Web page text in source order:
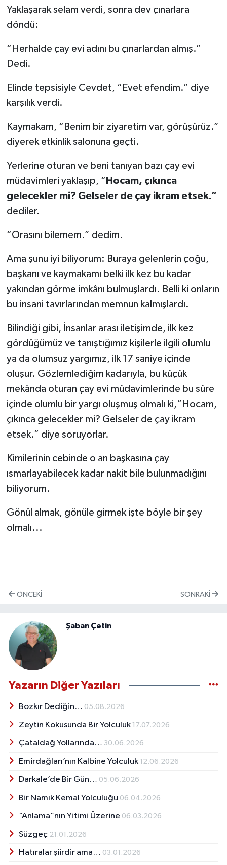
Yaklaşarak selam verdi, sonra dev çınarlara
döndü:
“Herhalde çay evi adını bu çınarlardan almış.”
Dedi.
Elinde tepsisiyle Cevdet, “Evet efendim.” diye
karşılık verdi.
Kaymakam, “Benim bir ziyaretim var, görüşürüz.”
diyerek etkinlik salonuna geçti.
Yerlerine oturan ve beni tanıyan bazı çay evi
müdavimleri yaklaşıp, “ Hocam, çıkınca
gelecekler mi? Gelseler de çay ikram etsek.”
dediler.
“Orasını bilemem.” dedim.
Ama şunu iyi biliyorum: Buraya gelenlerin çoğu,
başkanı ve kaymakamı belki ilk kez bu kadar
yakından görme imkânı bulmuşlardı. Belli ki onların
bu insani tavırlarından memnun kalmışlardı.
Bilindiği gibi, İnsanlar arası iletişimde, ilk kez
gördüğümüz ve tanıştığımız kişilerle ilgili olumlu
ya da olumsuz yargımız, ilk 17 saniye içinde
oluşur. Gözlemlediğim kadarıyla, bu küçük
mekânda oturan çay evi müdavimlerinde bu süre
içinde olumlu bir yargı oluşmuş olmalı ki,“Hocam,
çıkınca gelecekler mi? Gelseler de çay ikram
etsek.” diye soruyorlar.
Kimilerinin cebinde o an başkasına çay
ısmarlayabilecek kadar nakit bile bulunmadığını
biliyorum.
Gönül almak, gönüle girmek işte böyle bir şey
olmalı...
ÖNCEKI SONRAKI
Şaban Çetin
Yazarın Diğer Yazıları
Bozkır Dediğin… 05.08.2026
Zeytin Kokusunda Bir Yolculuk 17.07.2026
Çataldağ Yollarında… 30.06.2026
Emirdağları’nın Kalbine Yolculuk 12.06.2026
Darkale’de Bir Gün… 05.06.2026
Bir Namık Kemal Yolculuğu 06.04.2026
“Anlama”nın Yitimi Üzerine 06.03.2026
Süzgeç 21.01.2026
Hatıralar şiirdir ama… 03.01.2026